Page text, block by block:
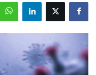
اقتصاد
علوم وتكنولوجيا
رياضة